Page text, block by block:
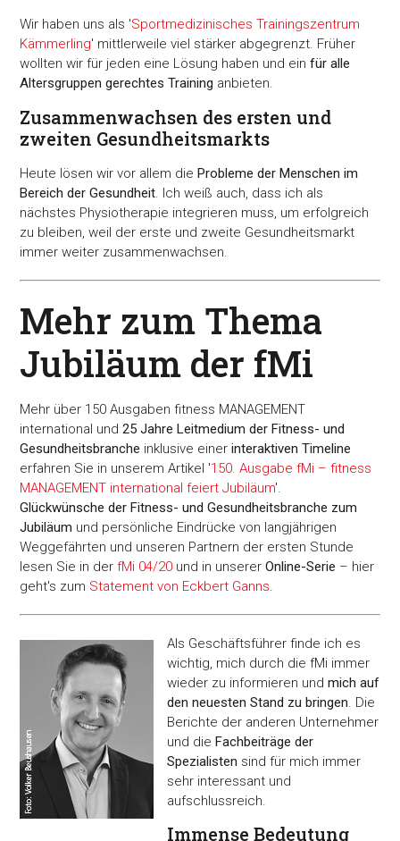
Wir haben uns als 'Sportmedizinisches Trainingszentrum
Kämmerling' mittlerweile viel stärker abgegrenzt. Früher
wollten wir für jeden eine Lösung haben und einfür alle
Altersgruppen gerechtes Training anbieten.
Zusammenwachsen des ersten und
zweiten Gesundheitsmarkts
Heute lösen wir vor allem dieProbleme der Menschen im
Bereich der Gesundheit. Ich weiß auch, dass ich als
nächstes Physiotherapie integrieren muss, um erfolgreich
zu bleiben, weil der erste und zweite Gesundheitsmarkt
immer weiter zusammenwachsen.
Mehr zum Thema
Jubiläum der fMi
Mehr über 150 Ausgaben fitness MANAGEMENT
international und25 Jahre Leitmedium der Fitness- und
Gesundheitsbranche inklusive einerinteraktiven Timeline
erfahren Sie in unserem Artikel '150. Ausgabe fMi – fitness
MANAGEMENT international feiert Jubiläum'.
Glückwünsche der Fitness- und Gesundheitsbranche zum
Jubiläum und persönliche Eindrücke von langjährigen
Weggefährten und unseren Partnern der ersten Stunde
lesen Sie in derfMi 04/20 und in unsererOnline-Serie – hier
geht's zum Statement von Eckbert Ganns.
Als Geschäftsführer finde ich es
wichtig, mich durch die fMi immer
wieder zu informieren undmich auf
den neuesten Stand zu bringen. Die
Berichte der anderen Unternehmer
und dieFachbeiträge der
Spezialisten sind für mich immer
sehr interessant und
aufschlussreich.
Immense Bedeutung